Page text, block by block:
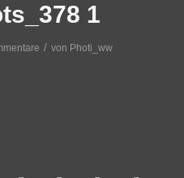
1
/ von Photi_ww